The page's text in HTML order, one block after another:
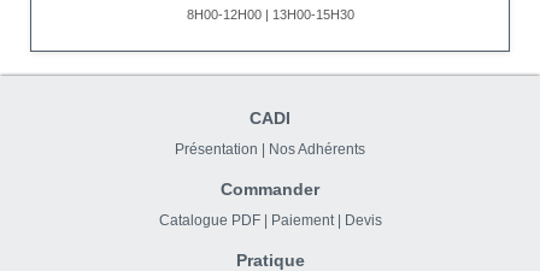
8H00-12H00 | 13H00-15H30
CADI
Présentation | Nos Adhérents
Commander
Catalogue PDF | Paiement | Devis
Pratique